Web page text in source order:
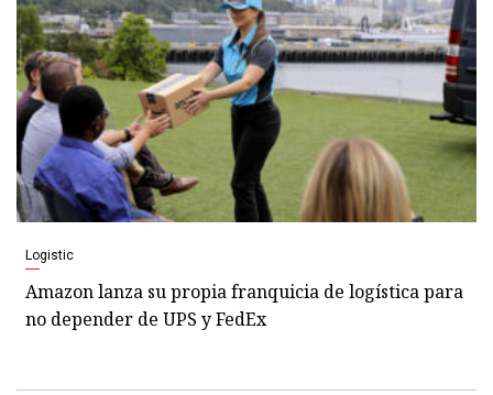
Logistic
Amazon lanza su propia franquicia de logística para
no depender de UPS y FedEx